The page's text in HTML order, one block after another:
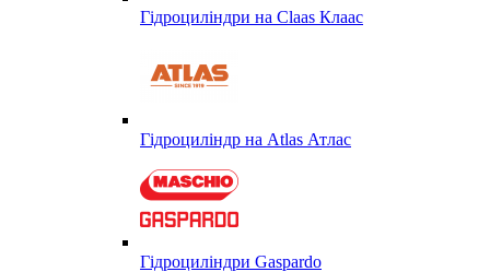
Гідроциліндри на Claas Клаас
Гідроциліндр на Atlas Атлас
Гідроциліндри Gaspardo